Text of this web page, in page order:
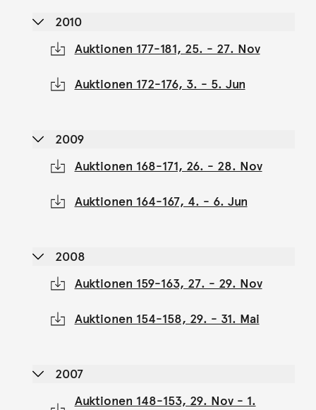
2010
Auktionen 177-181, 25. - 27. Nov
Auktionen 172-176, 3. - 5. Jun
2009
Auktionen 168-171, 26. - 28. Nov
Auktionen 164-167, 4. - 6. Jun
2008
Auktionen 159-163, 27. - 29. Nov
Auktionen 154-158, 29. - 31. Mai
2007
Auktionen 148-153, 29. Nov - 1.